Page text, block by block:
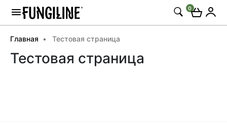
0
Главная Тестовая страница
Тестовая страница